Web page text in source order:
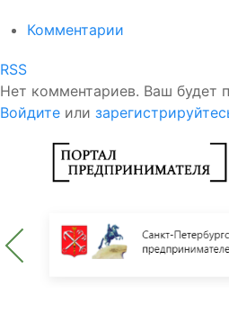
Комментарии
RSS
Нет комментариев. Ваш будет
Войдите или